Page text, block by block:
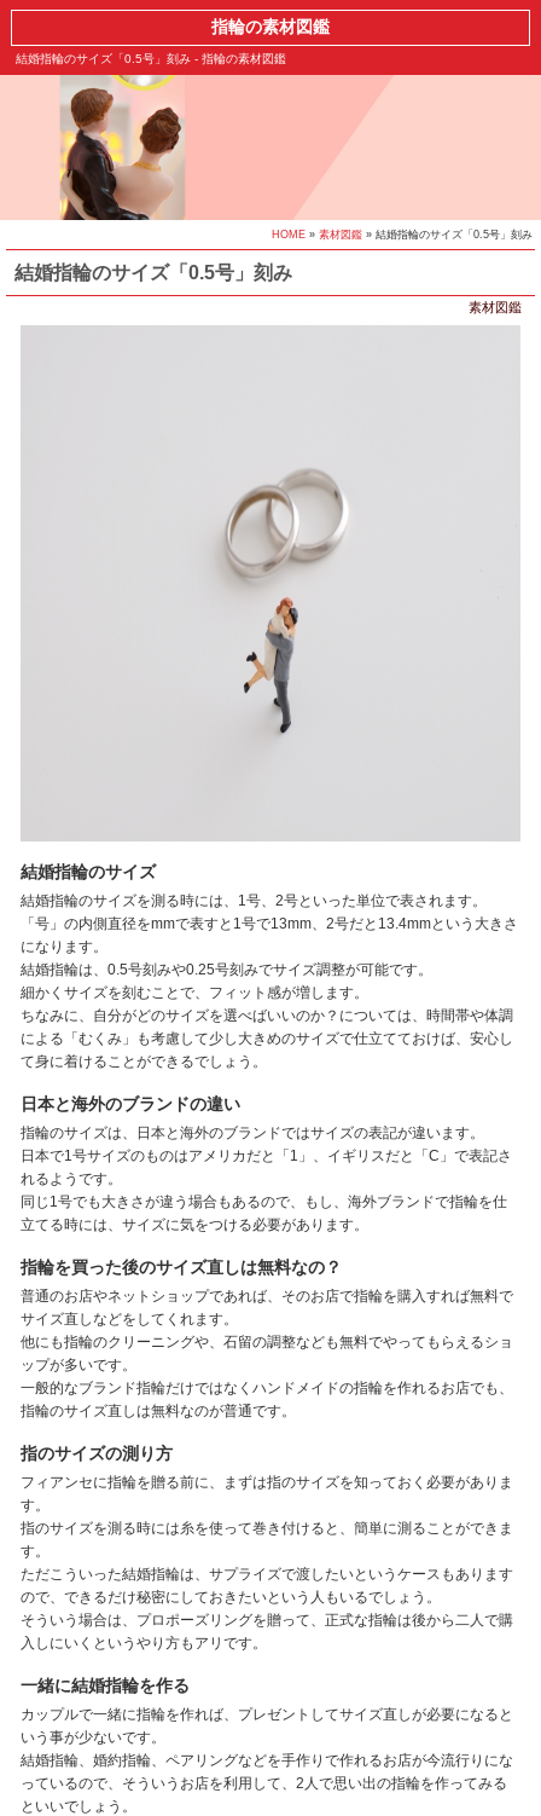
指輪の素材図鑑
結婚指輪のサイズ「0.5号」刻み - 指輪の素材図鑑
HOME » 素材図鑑 » 結婚指輪のサイズ「0.5号」刻み
結婚指輪のサイズ「0.5号」刻み
素材図鑑
結婚指輪のサイズ
結婚指輪のサイズを測る時には、1号、2号といった単位で表されます。
「号」の内側直径をmmで表すと1号で13mm、2号だと13.4mmという大きさ
になります。
結婚指輪は、0.5号刻みや0.25号刻みでサイズ調整が可能です。
細かくサイズを刻むことで、フィット感が増します。
ちなみに、自分がどのサイズを選べばいいのか？については、時間帯や体調
による「むくみ」も考慮して少し大きめのサイズで仕立てておけば、安心し
て身に着けることができるでしょう。
日本と海外のブランドの違い
指輪のサイズは、日本と海外のブランドではサイズの表記が違います。
日本で1号サイズのものはアメリカだと「1」、イギリスだと「C」で表記さ
れるようです。
同じ1号でも大きさが違う場合もあるので、もし、海外ブランドで指輪を仕
立てる時には、サイズに気をつける必要があります。
指輪を買った後のサイズ直しは無料なの？
普通のお店やネットショップであれば、そのお店で指輪を購入すれば無料で
サイズ直しなどをしてくれます。
他にも指輪のクリーニングや、石留の調整なども無料でやってもらえるショ
ップが多いです。
一般的なブランド指輪だけではなくハンドメイドの指輪を作れるお店でも、
指輪のサイズ直しは無料なのが普通です。
指のサイズの測り方
フィアンセに指輪を贈る前に、まずは指のサイズを知っておく必要がありま
す。
指のサイズを測る時には糸を使って巻き付けると、簡単に測ることができま
す。
ただこういった結婚指輪は、サプライズで渡したいというケースもあります
ので、できるだけ秘密にしておきたいという人もいるでしょう。
そういう場合は、プロポーズリングを贈って、正式な指輪は後から二人で購
入しにいくというやり方もアリです。
一緒に結婚指輪を作る
カップルで一緒に指輪を作れば、プレゼントしてサイズ直しが必要になると
いう事が少ないです。
結婚指輪、婚約指輪、ペアリングなどを手作りで作れるお店が今流行りにな
っているので、そういうお店を利用して、2人で思い出の指輪を作ってみる
といいでしょう。